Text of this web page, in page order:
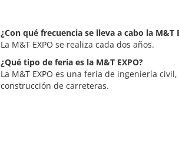
¿Con qué frecuencia se lleva a cabo la M&T
La M&T EXPO se realiza cada dos años.
¿Qué tipo de feria es la M&T EXPO?
La M&T EXPO es una feria de ingeniería
construcción de carreteras.